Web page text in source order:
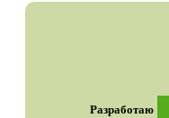
Разработаю